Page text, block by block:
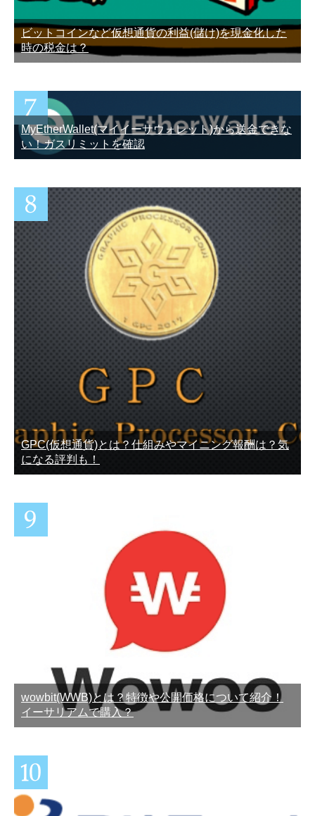
ビットコインなど仮想通貨の利益(儲け)を現金化した
時の税金は？
MyEtherWallet(マイイーサウォレット)から送金できな
い！ガスリミットを確認
GPC(仮想通貨)とは？仕組みやマイニング報酬は？気
になる評判も！
wowbit(WWB)とは？特徴や公開価格について紹介！
イーサリアムで購入？